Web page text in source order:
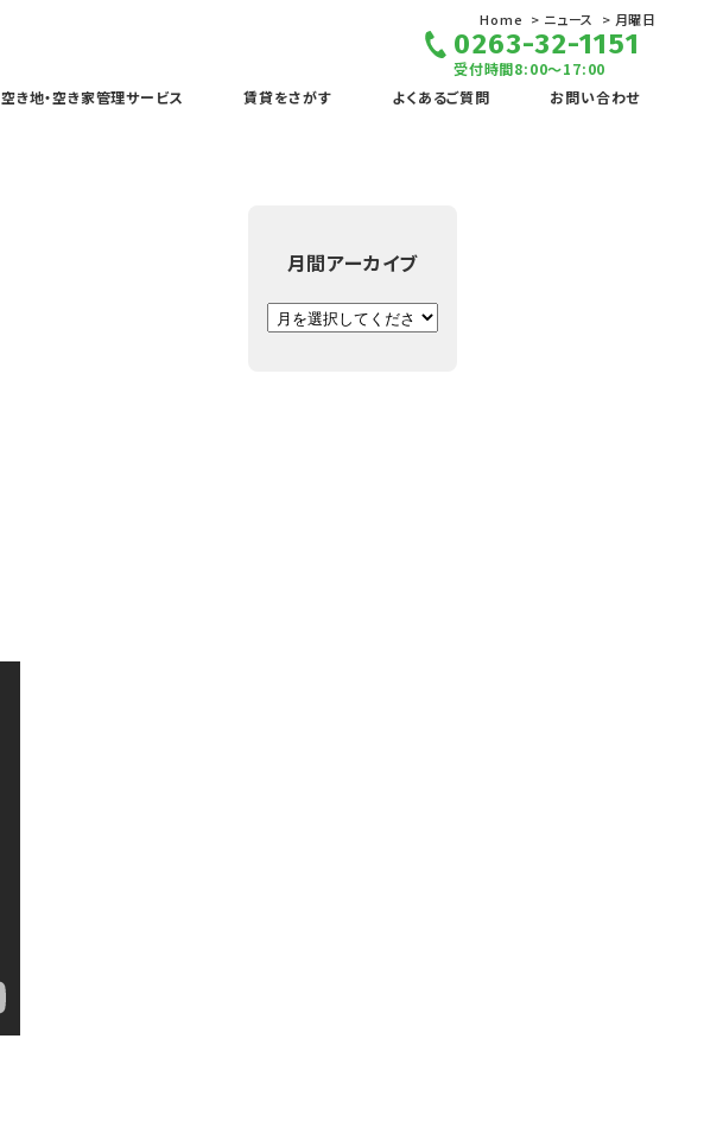
空き地・空き家管理サービス 賃貸をさがす よくあるご質問 お問い合わせ
0263-32-1151
受付時間8:00～17:00
Home ニュース 月曜日
月間アーカイブ